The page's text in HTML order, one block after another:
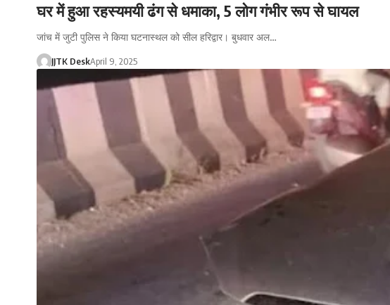
घर में हुआ रहस्यमयी ढंग से धमाका, 5 लोग गंभीर रूप से घायल
जांच में जुटी पुलिस ने किया घटनास्थल को सील हरिद्वार। बुधवार अल…
JJTK DeskApril 9, 2025